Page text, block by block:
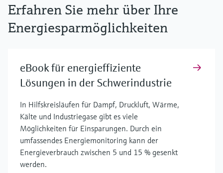
Erfahren Sie mehr über Ihre
Energiesparmöglichkeiten
eBook für energieffiziente
Lösungen in der Schwerindustrie
In Hilfskreisläufen für Dampf, Druckluft, Wärme,
Kälte und Industriegase gibt es viele
Möglichkeiten für Einsparungen. Durch ein
umfassendes Energiemonitoring kann der
Energieverbrauch zwischen 5 und 15 % gesenkt
werden.